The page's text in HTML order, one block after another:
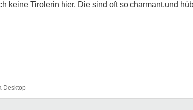
keine Tirolerin hier. Die sind oft so charmant,und